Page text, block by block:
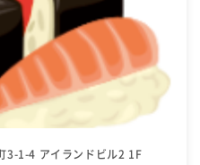
3-1-4 アイランドビル2 1F